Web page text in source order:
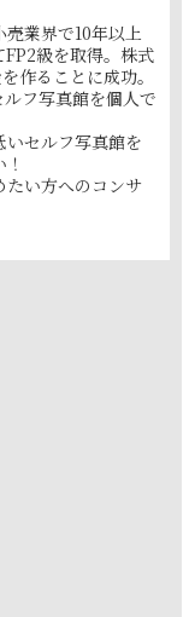
業界で10年以上
級を取得。株式
作ることに成功。
フ写真館を個人で
いセルフ写真館を
たい方へのコンサ